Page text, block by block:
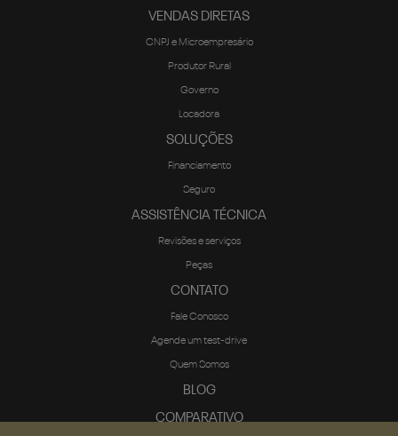
VENDAS DIRETAS
CNPJ e Microempresário
Produtor Rural
Governo
Locadora
SOLUÇÕES
Financiamento
Seguro
ASSISTÊNCIA TÉCNICA
Revisões e serviços
Peças
CONTATO
Fale Conosco
Agende um test-drive
Quem Somos
BLOG
COMPARATIVO